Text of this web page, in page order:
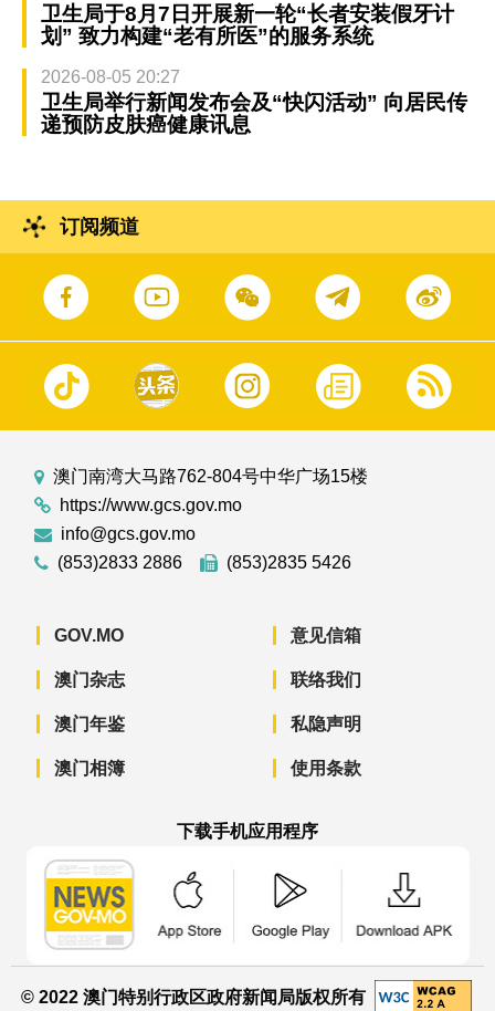
卫生局于8月7日开展新一轮“长者安装假牙计
划” 致力构建“老有所医”的服务系统
2026-08-05 20:27
卫生局举行新闻发布会及“快闪活动” 向居民传
递预防皮肤癌健康讯息
订阅频道
澳门南湾大马路762-804号中华广场15楼
https://www.gcs.gov.mo
info@gcs.gov.mo
(853)2833 2886
(853)2835 5426
GOV.MO
澳门杂志
澳门年鉴
澳门相簿
意见信箱
联络我们
私隐声明
使用条款
下载手机应用程序
© 2022 澳门特别行政区政府新闻局版权所有